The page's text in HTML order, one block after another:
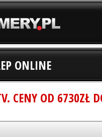
ONLINE
CENY OD 6730ZŁ